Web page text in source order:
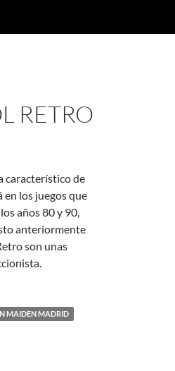
RETRO
característico de
los juegos que
años 80 y 90,
anteriormente
son unas
MAIDEN MADRID